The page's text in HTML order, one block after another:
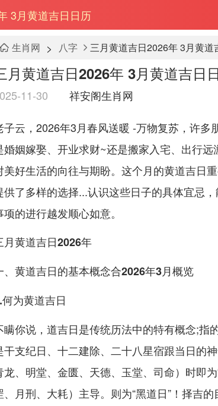
3月黄道吉日日历
生肖网 > 八字 三月黄道吉日2026年 3月黄道
月黄道吉日2026年 3月黄道吉日
11-30 祥安阁生肖网
子云，2026年3月春风送暖 -万物复苏，许多
婚姻嫁娶、开业求财~还是搬家入宅、出行
美好生活的向往与期盼。这个月的黄道吉日
供了多样的选择...认识这些日子的具体宜忌
项的进行越发顺心如意。
月黄道吉日2026年
、黄道吉日的基本概念合2026年3月概览
为黄道吉日
瞒你说，道吉日是传统历法中的特有概念;指
干支纪日、十二建除、二十八星宿跟当日的
龙、明堂、金匮、天德、玉堂、司命）时即
、月刑、大耗）主导。则为“黑道日”！择吉